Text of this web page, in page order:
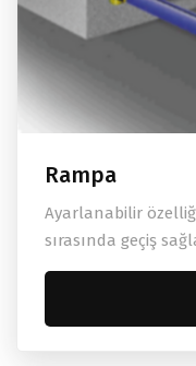
Rampa
Ayarlanabilir
sırasında geçiş